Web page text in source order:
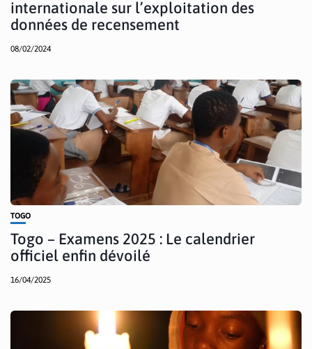
internationale sur l’exploitation des
données de recensement
08/02/2024
TOGO
Togo – Examens 2025 : Le calendrier
officiel enfin dévoilé
16/04/2025